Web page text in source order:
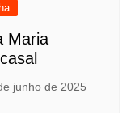
Maria
junho de 2025